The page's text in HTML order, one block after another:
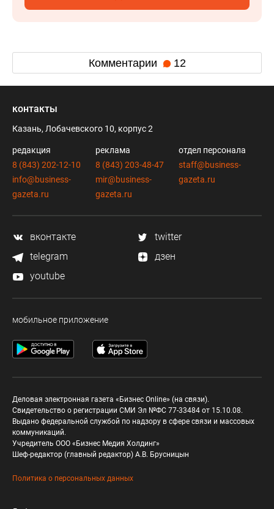
Комментарии 12
контакты
Казань, Лобачевского 10, корпус 2
редакция
8 (843) 202-12-10
info@business-
gazeta.ru
реклама
8 (843) 203-48-47
mir@business-
gazeta.ru
отдел персонала
staff@business-
gazeta.ru
вконтакте
twitter
telegram
дзен
youtube
мобильное приложение
Деловая электронная газета «Бизнес Online» (на связи).
Свидетельство о регистрации СМИ Эл №ФС 77-33484 от 15.10.08.
Выдано федеральной службой по надзору в сфере связи и массовых
коммуникаций.
Учредитель ООО «Бизнес Медия Холдинг»
Шеф-редактор (главный редактор) А.В. Брусницын
Политика о персональных данных